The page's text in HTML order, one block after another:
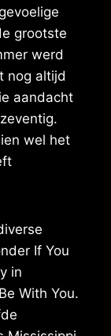
grootste
werd
nog altijd
aandacht
wel het
If You
in
With You.